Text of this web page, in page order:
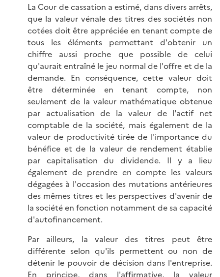
La Cour de cassation a estimé, dans divers arrêts,
que la valeur vénale des titres des sociétés non
cotées doit être appréciée en tenant compte de
tous les éléments permettant d'obtenir un
chiffre aussi proche que possible de celui
qu'aurait entraîné le jeu normal de l'offre et de la
demande. En conséquence, cette valeur doit
être déterminée en tenant compte, non
seulement de la valeur mathématique obtenue
par actualisation de la valeur de l'actif net
comptable de la société, mais également de la
valeur de productivité tirée de l'importance du
bénéfice et de la valeur de rendement établie
par capitalisation du dividende. Il y a lieu
également de prendre en compte les valeurs
dégagées à l'occasion des mutations antérieures
des mêmes titres et les perspectives d'avenir de
la société en fonction notamment de sa capacité
d'autofinancement.
Par ailleurs, la valeur des titres peut être
différente selon qu'ils permettent ou non de
détenir le pouvoir de décision dans l'entreprise.
En principe, dans l'affirmative, la valeur